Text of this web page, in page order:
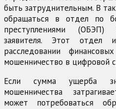
быть затруднительным. В
обращаться в отдел по
преступлениями
заявителя. Этот отдел
расследовании
мошенничество в цифровой
Если сумма ущерба
мошенничества
может потребоваться